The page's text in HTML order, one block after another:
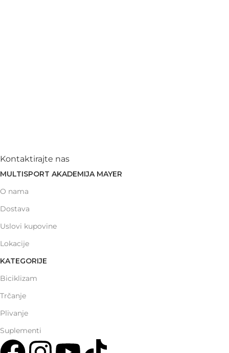
Kontaktirajte nas
MULTISPORT AKADEMIJA MAYER
O nama
Dostava
Uslovi kupovine
Lokacije
KATEGORIJE
Biciklizam
Trčanje
Plivanje
Suplementi